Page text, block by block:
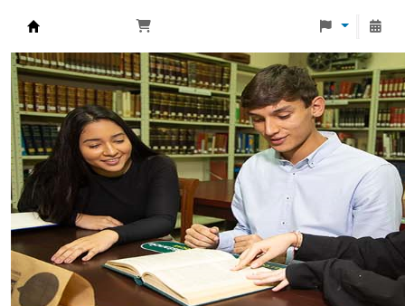
Biblioteca Universidad Monteávila